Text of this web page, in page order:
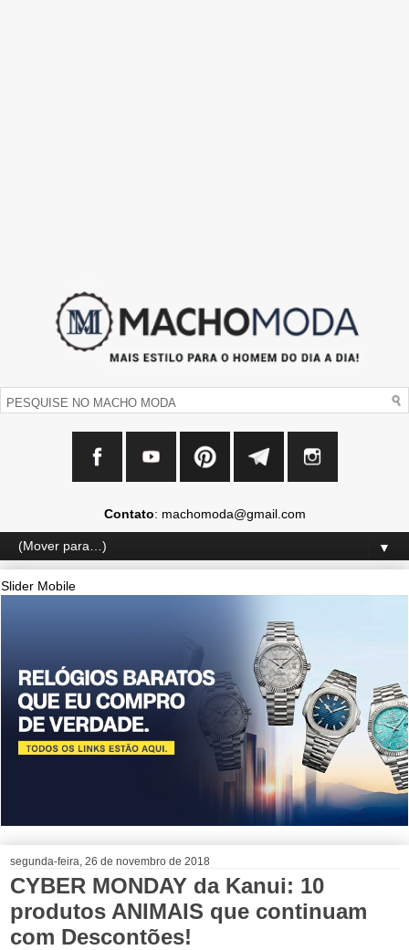
Contato: machomoda@gmail.com
▼
Slider Mobile
segunda-feira, 26 de novembro de 2018
CYBER MONDAY da Kanui: 10
produtos ANIMAIS que continuam
com Descontões!